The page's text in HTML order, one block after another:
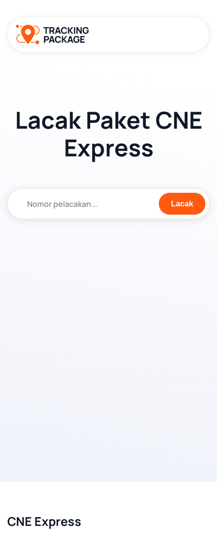
Lacak Paket CNE
Express
Lacak
CNE Express